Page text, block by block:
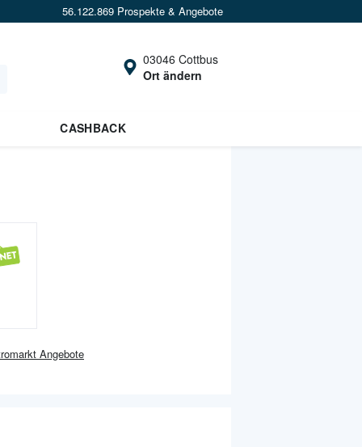
56.122.869 Prospekte & Angebote
03046 Cottbus
Ort ändern
CASHBACK
Angebote